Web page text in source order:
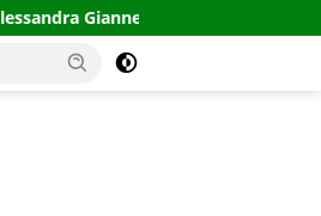
Paguyuban Konsumen